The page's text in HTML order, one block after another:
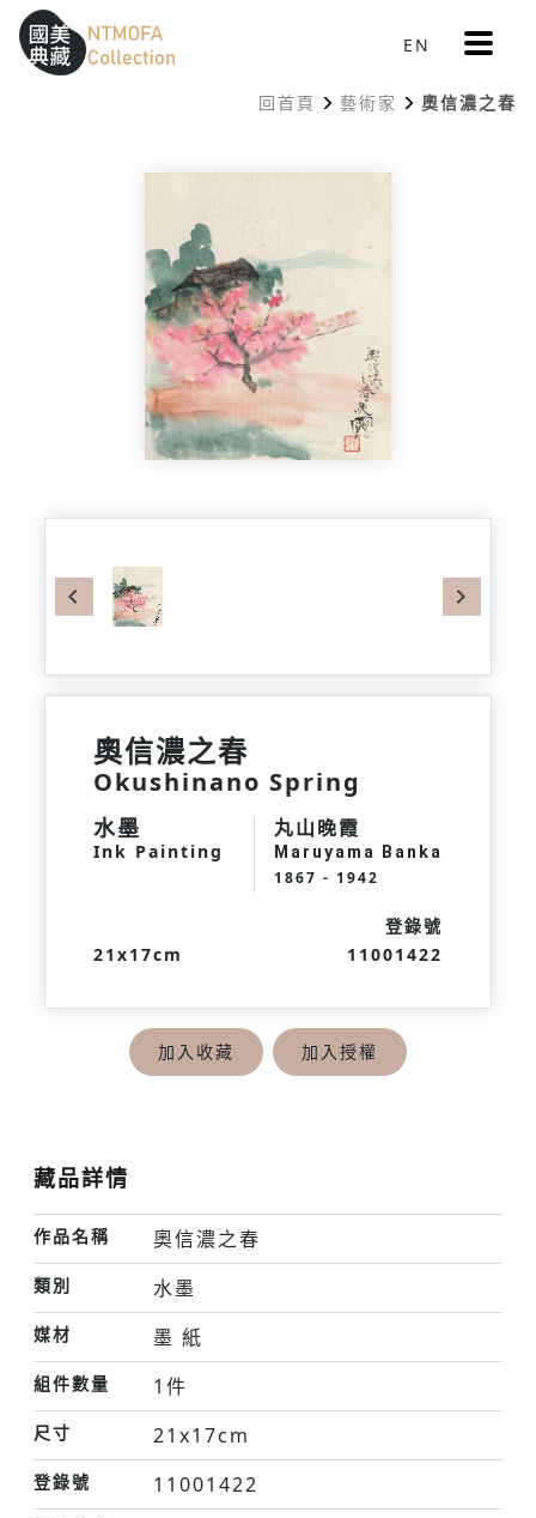
跳到中間主要內容區
網站導覽
::: EN 更
多
單
回首頁 藝術家 奧信濃之春
Previous
奧信濃之春
Okushinano Spring
水墨
Ink Painting
丸山晚霞
Maruyama Banka
1867 - 1942
21x17cm
登錄號
11001422
加入收藏 加入授權
藏品詳情
作品名稱 奧信濃之春
類別 水墨
媒材 墨 紙
組件數量 1件
尺寸 21x17cm
登錄號 11001422